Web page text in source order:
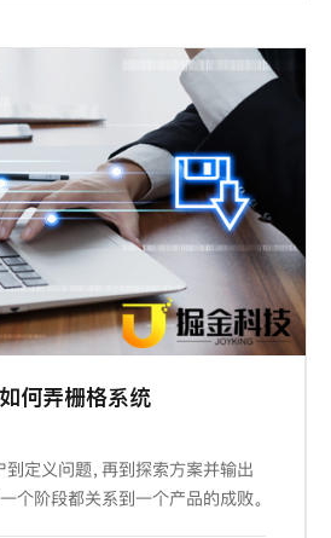
何弄栅格系统
定义问题，再到探索方案并输出
个阶段都关系到一个产品的成败。